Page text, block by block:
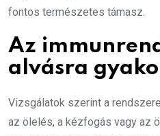
fontos természetes támasz.
Az
alvásra
Vizsgálatok szerint a
az ölelés, a kézfogás vagy az